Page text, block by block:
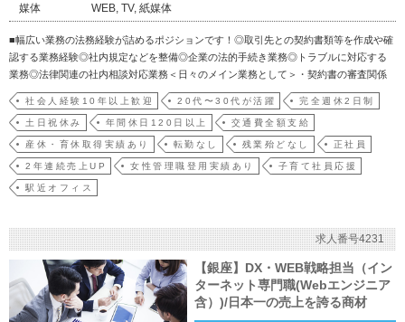
媒体
WEB, TV, 紙媒体
■幅広い業務の法務経験が詰めるポジションです！◎取引先との契約書類等を作成や確
認する業務経験◎社内規定などを整備◎企業の法的手続き業務◎トラブルに対応する
業務◎法律関連の社内相談対応業務＜日々のメイン業務として＞・契約書の審査関係
業務が半分以上を占めます。（月間の処理件数は15件前後）☆経験の浅い方は、最初
はアシスタント業務から初めていただけます。（管理部での先輩社員が社内におりま
すので、いつでも…
社会人経験10年以上歓迎 20代〜30代が活躍 完全週休2日制
土日祝休み 年間休日120日以上 交通費全額支給
産休・育休取得実績あり 転勤なし 残業殆どなし 正社員
2年連続売上UP 女性管理職登用実績あり 子育て社員応援
駅近オフィス
求人番号4231
【銀座】DX・WEB戦略担当（イン
ターネット専門職(Webエンジニア
含）)/日本一の売上を誇る商材